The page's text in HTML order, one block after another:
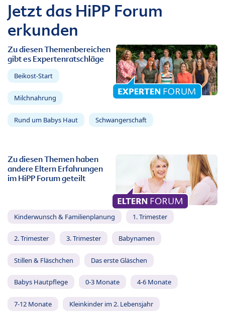
Jetzt das HiPP Forum
erkunden
Zu diesen Themenbereichen
gibt es Expertenratschläge
Beikost-Start
Milchnahrung
Rund um Babys Haut Schwangerschaft
Zu diesen Themen haben
andere Eltern Erfahrungen
im HiPP Forum geteilt
Kinderwunsch & Familienplanung 1. Trimester
2. Trimester 3. Trimester Babynamen
Stillen & Fläschchen Das erste Gläschen
Babys Hautpflege 0-3 Monate 4-6 Monate
7-12 Monate Kleinkinder im 2. Lebensjahr